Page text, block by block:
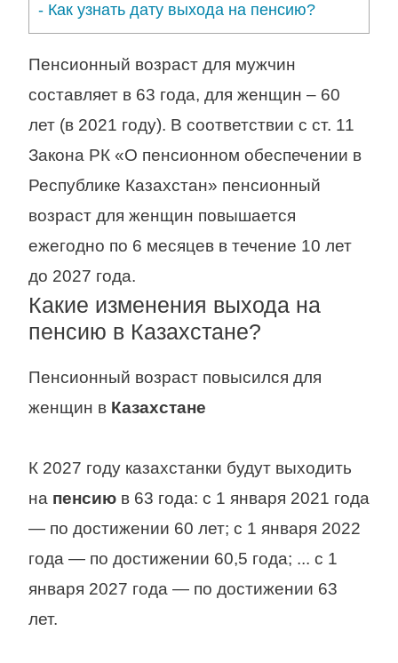
- Как узнать дату выхода на пенсию?
Пенсионный возраст для мужчин
составляет в 63 года, для женщин – 60
лет (в 2021 году). В соответствии с ст. 11
Закона РК «О пенсионном обеспечении в
Республике Казахстан» пенсионный
возраст для женщин повышается
ежегодно по 6 месяцев в течение 10 лет
до 2027 года.
Какие изменения выхода на
пенсию в Казахстане?
Пенсионный возраст повысился для
женщин в Казахстане
К 2027 году казахстанки будут выходить
на пенсию в 63 года: с 1 января 2021 года
— по достижении 60 лет; с 1 января 2022
года — по достижении 60,5 года; ... с 1
января 2027 года — по достижении 63
лет.